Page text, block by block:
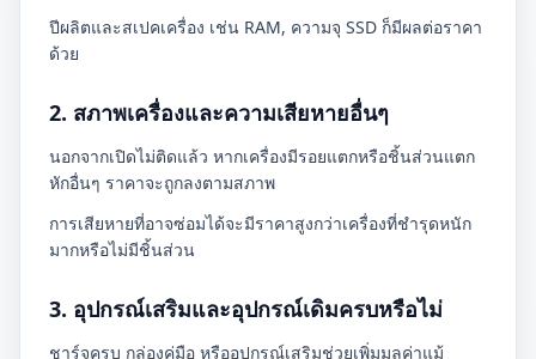
ปีผลิตและสเปคเครื่อง เช่น RAM, ความจุ SSD ก็มีผลต่อราคา
ด้วย
2. สภาพเครื่องและความเสียหายอื่นๆ
นอกจากเปิดไม่ติดแล้ว หากเครื่องมีรอยแตกหรือชิ้นส่วนแตก
หักอื่นๆ ราคาจะถูกลงตามสภาพ
การเสียหายที่อาจซ่อมได้จะมีราคาสูงกว่าเครื่องที่ชำรุดหนัก
มากหรือไม่มีชิ้นส่วน
3. อุปกรณ์เสริมและอุปกรณ์เดิมครบหรือไม่
ชาร์จครบ กล่องคู่มือ หรืออุปกรณ์เสริมช่วยเพิ่มมูลค่าแม้